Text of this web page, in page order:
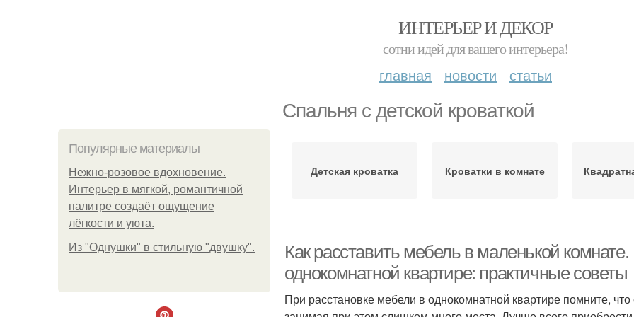
ИНТЕРЬЕР И ДЕКОР
сотни идей для вашего интерьера!
главная новости статьи
Спальня с детской кроваткой
Популярные материалы
Нежно-розовое вдохновение.
Интерьер в мягкой, романтичной
палитре создаёт ощущение
лёгкости и уюта.
Из "Однушки" в стильную "двушку".
Детская кроватка Кроватки в комнате
Как расставить мебель в маленькой
однокомнатной квартире: практичные советы
При расстановке мебели в однокомнатной квартире помните,